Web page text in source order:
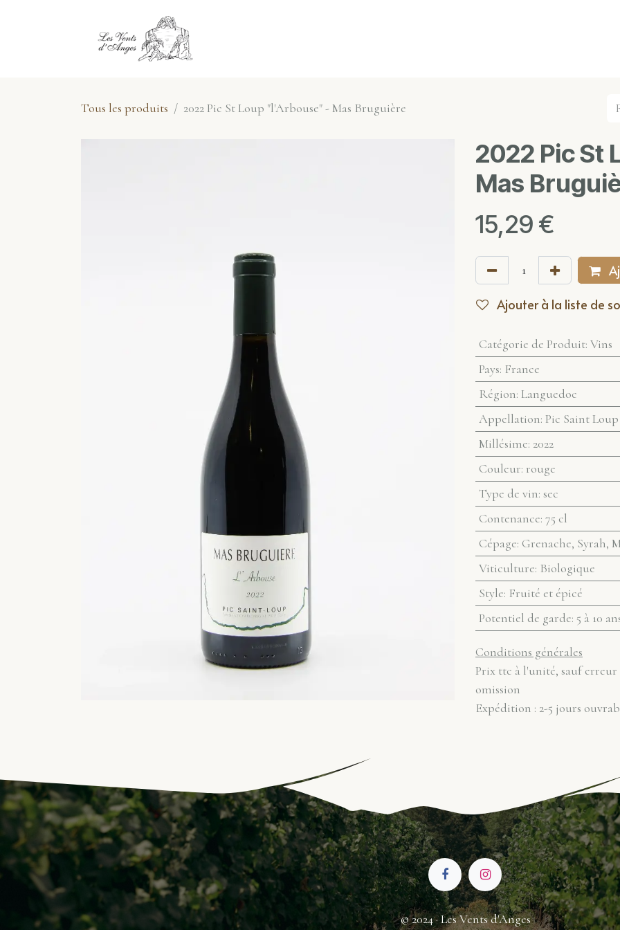
Tous les produits 2022 Pic St Loup "l'Arbouse" - Mas Bruguière
2022 Pic St
Mas
15,29 €
Ajouter à la liste de
Catégorie de Produit: Vins
Pays: France
Région: Languedoc
Appellation: Pic Saint Loup
Millésime: 2022
Couleur: rouge
Type de vin: sec
Contenance: 75 cl
Cépage: Grenache, Syrah,
Viticulture: Biologique
Style: Fruité et épicé
Potentiel de garde: 5 à 10
Conditions générales
Prix ttc à l'unité, sauf erreur
omission
Expédition : 2-5 jours
© 2024 · Les Vents d'Anges